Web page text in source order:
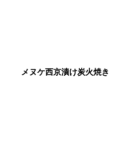
メヌケ西京漬け炭火焼き